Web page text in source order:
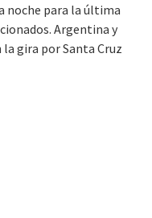
noche para la última
Argentina y
gira por Santa Cruz